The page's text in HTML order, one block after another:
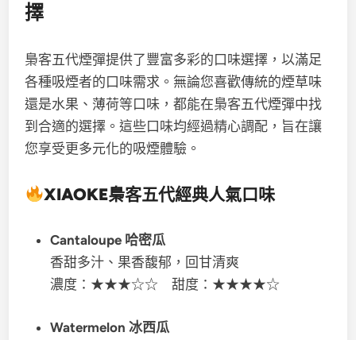
擇
梟客五代煙彈提供了豐富多彩的口味選擇，以滿足
各種吸煙者的口味需求。無論您喜歡傳統的煙草味
還是水果、薄荷等口味，都能在梟客五代煙彈中找
到合適的選擇。這些口味均經過精心調配，旨在讓
您享受更多元化的吸煙體驗。
XIAOKE梟客五代經典人氣口味
Cantaloupe 哈密瓜
香甜多汁、果香馥郁，回甘清爽
濃度：★★★☆☆ 甜度：★★★★☆
Watermelon 冰西瓜